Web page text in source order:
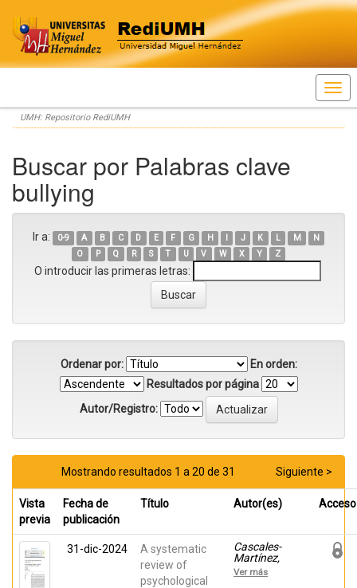
Skip
navigation
UMH: Repositorio RediUMH
Buscar por Palabras clave
bullying
Ir a: 0-9 A B C D E F G H I J K L M
N
O
P Q R S T U V W X Y Z
O introducir las primeras letras:
Ordenar por:
En orden:
Resultados por página
Autor/Registro:
Mostrando resultados 1 a 20 de 31 Siguiente >
Vista
previa
Fecha de
publicación
Título Autor(es) Acceso
31-dic-2024
A systematic
review of
psychological
Cascales-
Martínez,
Andrea; Pina,
David; López-
Ver más